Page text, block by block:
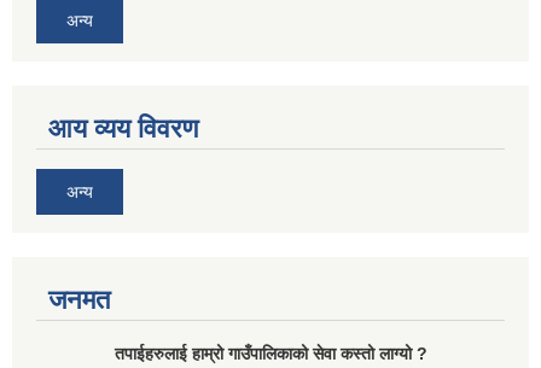
अन्य
आय व्यय विवरण
अन्य
जनमत
तपाईहरुलाई हाम्रो गाउँपालिकाको सेवा कस्तो लाग्यो ?